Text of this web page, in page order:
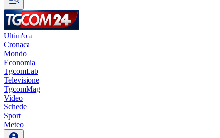
Ultim'ora
Cronaca
Mondo
Economia
TgcomLab
Televisione
TgcomMag
Video
Schede
Sport
Meteo